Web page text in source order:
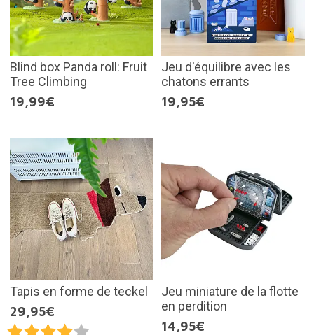
Blind box Panda roll: Fruit
Tree Climbing
19,99€
Jeu d'équilibre avec les
chatons errants
19,95€
Tapis en forme de teckel
29,95€
Jeu miniature de la flotte
en perdition
14,95€